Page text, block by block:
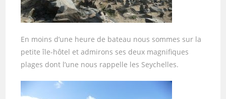
En moins d’une heure de bateau nous sommes sur la
petite île-hôtel et admirons ses deux magnifiques
plages dont l’une nous rappelle les Seychelles.